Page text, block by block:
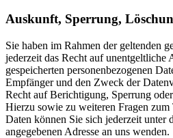
Auskunft, Sperrung,
Sie haben im Rahmen der geltenden
jederzeit das Recht auf unentgeltliche
gespeicherten personenbezogenen
Empfänger und den Zweck der
Recht auf Berichtigung, Sperrung
Hierzu sowie zu weiteren Fragen zum
Daten können Sie sich jederzeit unter
angegebenen Adresse an uns wenden.